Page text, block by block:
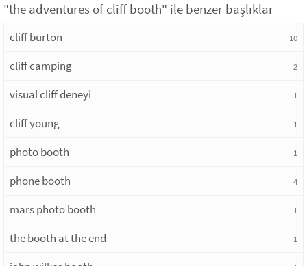
"the adventures of cliff booth" ile benzer başlıklar
cliff burton 10
cliff camping 2
visual cliff deneyi 1
cliff young 1
photo booth 1
phone booth 4
mars photo booth 1
the booth at the end 1